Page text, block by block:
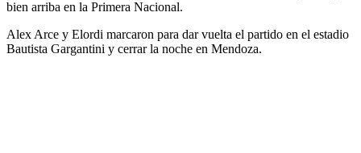
bien arriba en la Primera Nacional.
Alex Arce y Elordi marcaron para dar vuelta el partido en el estadio
Bautista Gargantini y cerrar la noche en Mendoza.